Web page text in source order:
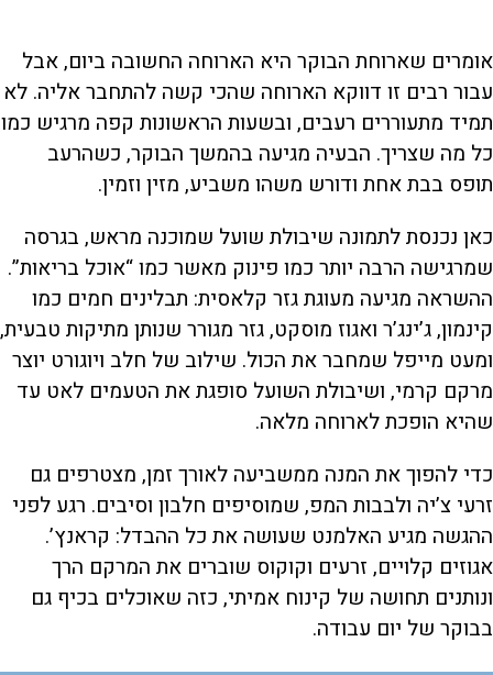
אומרים שארוחת הבוקר היא הארוחה החשובה ביום, אבל
עבור רבים זו דווקא הארוחה שהכי קשה להתחבר אליה. לא
תמיד מתעוררים רעבים, ובשעות הראשונות קפה מרגיש כמו
כל מה שצריך. הבעיה מגיעה בהמשך הבוקר, כשהרעב
תופס בבת אחת ודורש משהו משביע, מזין וזמין.
כאן נכנסת לתמונה שיבולת שועל שמוכנה מראש, בגרסה
שמרגישה הרבה יותר כמו פינוק מאשר כמו “אוכל בריאות”.
ההשראה מגיעה מעוגת גזר קלאסית: תבלינים חמים כמו
קינמון, ג’ינג’ר ואגוז מוסקט, גזר מגורר שנותן מתיקות טבעית,
ומעט מייפל שמחבר את הכול. שילוב של חלב ויוגורט יוצר
מרקם קרמי, ושיבולת השועל סופגת את הטעמים לאט עד
שהיא הופכת לארוחה מלאה.
כדי להפוך את המנה ממשביעה לאורך זמן, מצטרפים גם
זרעי צ’יה ולבבות המפ, שמוסיפים חלבון וסיבים. רגע לפני
ההגשה מגיע האלמנט שעושה את כל ההבדל: קראנץ’.
אגוזים קלויים, זרעים וקוקוס שוברים את המרקם הרך
ונותנים תחושה של קינוח אמיתי, כזה שאוכלים בכיף גם
בבוקר של יום עבודה.